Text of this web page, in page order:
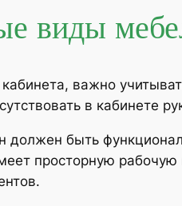
виды
важно
в кабинете
должен быть
просторную